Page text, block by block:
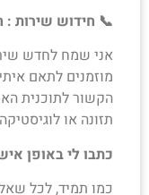
📞 חידוש שירות :
אני שמח לחדש
מוזמנים לתאם
הקשור לתוכנית
תזונה או
כתבו לי באופן
כמו תמיד, לכל